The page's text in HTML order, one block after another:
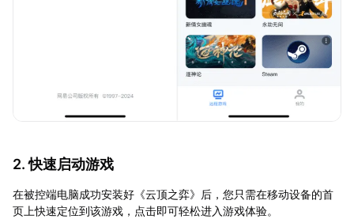
2. 快速启动游戏
在被控端电脑成功安装好《云顶之弈》后，您只需在移动设备的首
页上快速定位到该游戏，点击即可轻松进入游戏体验。